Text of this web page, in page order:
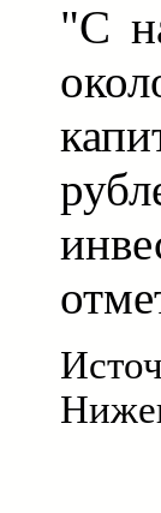
"С